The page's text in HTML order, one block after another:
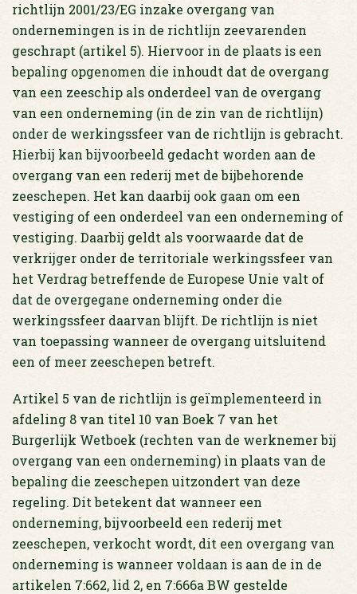
richtlijn 2001/23/EG inzake overgang van
ondernemingen is in de richtlijn zeevarenden
geschrapt (artikel 5). Hiervoor in de plaats is een
bepaling opgenomen die inhoudt dat de overgang
van een zeeschip als onderdeel van de overgang
van een onderneming (in de zin van de richtlijn)
onder de werkingssfeer van de richtlijn is gebracht.
Hierbij kan bijvoorbeeld gedacht worden aan de
overgang van een rederij met de bijbehorende
zeeschepen. Het kan daarbij ook gaan om een
vestiging of een onderdeel van een onderneming of
vestiging. Daarbij geldt als voorwaarde dat de
verkrijger onder de territoriale werkingssfeer van
het Verdrag betreffende de Europese Unie valt of
dat de overgegane onderneming onder die
werkingssfeer daarvan blijft. De richtlijn is niet
van toepassing wanneer de overgang uitsluitend
een of meer zeeschepen betreft.
Artikel 5 van de richtlijn is geïmplementeerd in
afdeling 8 van titel 10 van Boek 7 van het
Burgerlijk Wetboek (rechten van de werknemer bij
overgang van een onderneming) in plaats van de
bepaling die zeeschepen uitzondert van deze
regeling. Dit betekent dat wanneer een
onderneming, bijvoorbeeld een rederij met
zeeschepen, verkocht wordt, dit een overgang van
onderneming is wanneer voldaan is aan de in de
artikelen 7:662, lid 2, en 7:666a BW gestelde